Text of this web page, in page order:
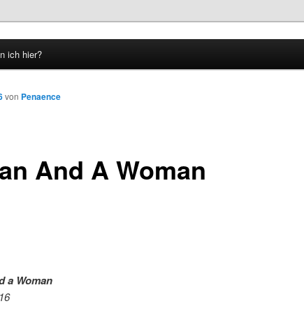
ich hier?
And A Woman
von Penaence
a Woman